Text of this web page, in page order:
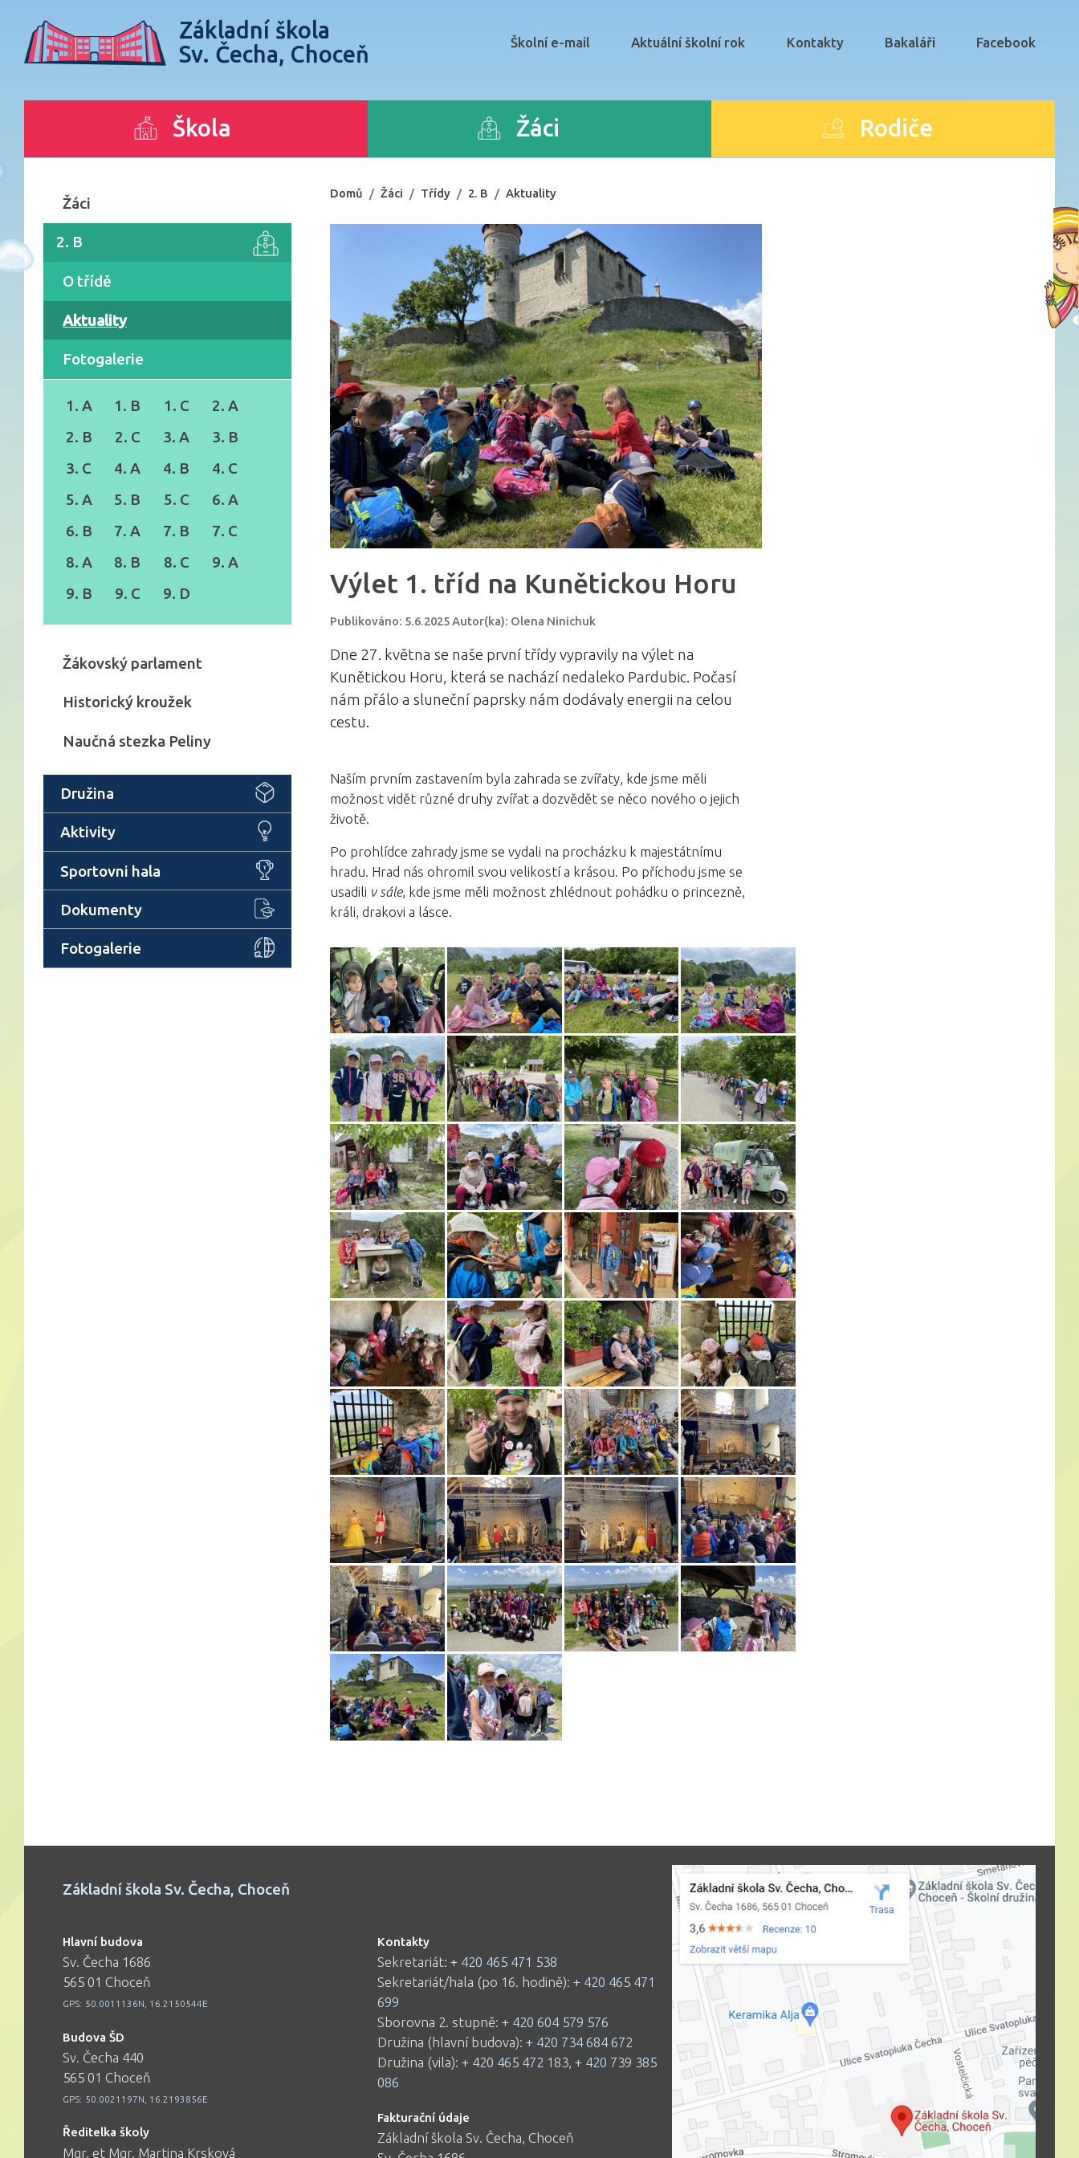
Základní škola
Sv. Čecha, Choceň
Školní e-mail Aktuální školní rok Kontakty Bakaláři Facebook
Škola Žáci Rodiče
Žáci
2. B
O třídě
Aktuality
Fotogalerie
1. A 1. B 1. C
2. A
2. B
2. C 3. A
3. B
3. C
4. A 4. B
4. C
5. A
5. B 5. C
6. A
6. B
7. A 7. B
7. C
8. A
8. B 8. C
9. A
9. B
9. C 9. D
Žákovský parlament
Historický kroužek
Naučná stezka Peliny
Družina
Aktivity
Sportovni hala
Dokumenty
Fotogalerie
Domů Žáci Třídy 2. B Aktuality
Výlet 1. tříd na Kunětickou Horu
Publikováno: 5.6.2025 Autor(ka): Olena Ninichuk
Dne 27. května se naše první třídy vypravily na výlet na
Kunětickou Horu, která se nachází nedaleko Pardubic. Počasí
nám přálo a sluneční paprsky nám dodávaly energii na celou
cestu.
Naším prvním zastavením byla zahrada se zvířaty, kde jsme měli
možnost vidět různé druhy zvířat a dozvědět se něco nového o jejich
životě.
Po prohlídce zahrady jsme se vydali na procházku k majestátnímu
hradu. Hrad nás ohromil svou velikostí a krásou. Po příchodu jsme se
usadili v sále, kde jsme měli možnost zhlédnout pohádku o princezně,
králi, drakovi a lásce.
Základní škola Sv. Čecha, Choceň
Hlavní budova
Sv. Čecha 1686
565 01 Choceň
GPS: 50.0011136N, 16.2150544E
Budova ŠD
Sv. Čecha 440
565 01 Choceň
GPS: 50.0021197N, 16.2193856E
Ředitelka školy
Mgr. et Mgr. Martina Krsková
Kontakty
Sekretariát:+ 420 465 471 538
Sekretariát/hala (po 16. hodině):+ 420 465 471
699
Sborovna 2. stupně:+ 420 604 579 576
Družina (hlavní budova):+ 420 734 684 672
Družina (vila):+ 420 465 472 183,+ 420 739 385
086
Fakturační údaje
Základní škola Sv. Čecha, Choceň